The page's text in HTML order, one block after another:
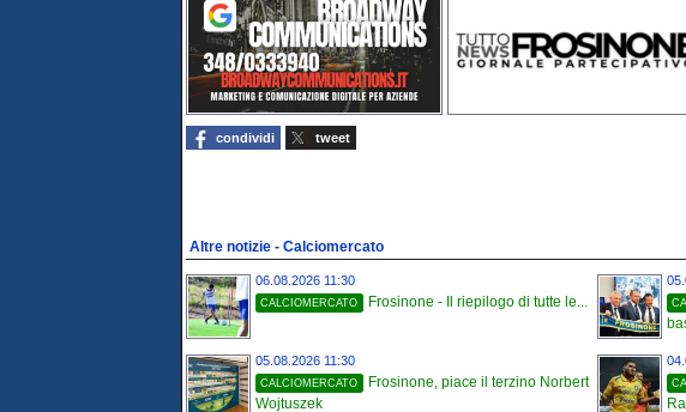
condividi tweet
Altre notizie - Calciomercato
06.08.2026 11:30
CALCIOMERCATO Frosinone - Il riepilogo di tutte le...
05.08.2026 11:30
CALCIOMERCATO
Frosinone, piace il terzino Norbert
Wojtuszek